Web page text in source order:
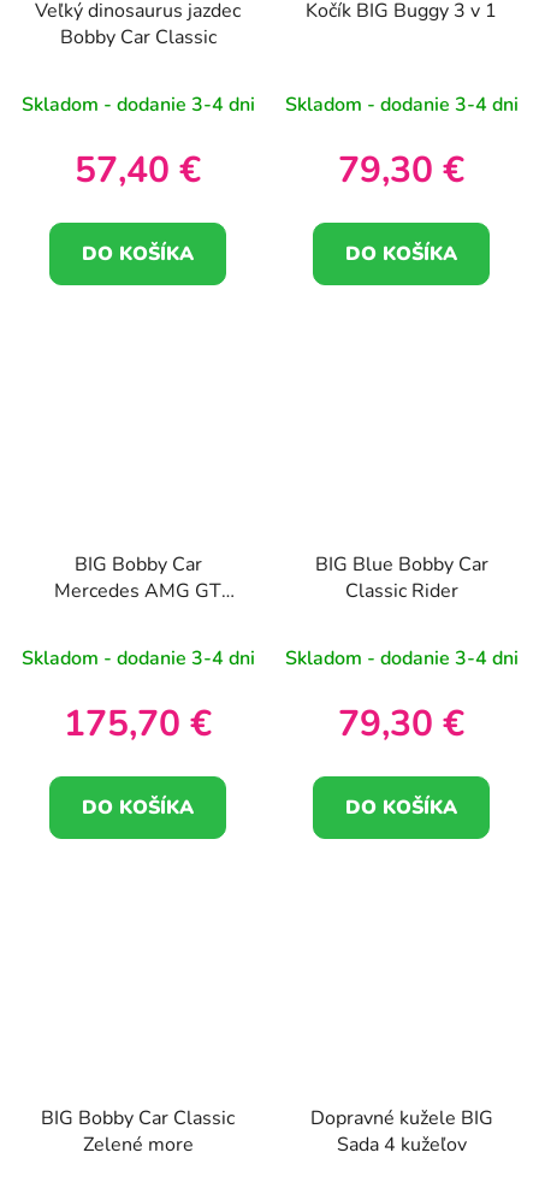
Veľký dinosaurus jazdec
Bobby Car Classic
Skladom - dodanie 3-4 dni
57,40 €
DO KOŠÍKA
Kočík BIG Buggy 3 v 1
Skladom - dodanie 3-4 dni
79,30 €
DO KOŠÍKA
BIG Bobby Car
Mercedes AMG GT
Skladom - dodanie 3-4 dni
175,70 €
DO KOŠÍKA
BIG Blue Bobby Car
Classic Rider
Skladom - dodanie 3-4 dni
79,30 €
DO KOŠÍKA
BIG Bobby Car Classic
Zelené more
Dopravné kužele BIG
Sada 4 kužeľov